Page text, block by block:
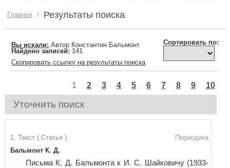
Главная / Результаты поиска
Сортировать по:
Вы искали: Автор Константин Бальмонт
Найдено записей:141
Скопировать ссылку на результаты поиска
1 2 3 4 5 6 7 8 9 10
Уточнить поиск
Периодика
1. Текст ( Статья ).
Бальмонт К. Д.
Письма К. Д. Бальмонта к И. С. Шайковичу (1933-